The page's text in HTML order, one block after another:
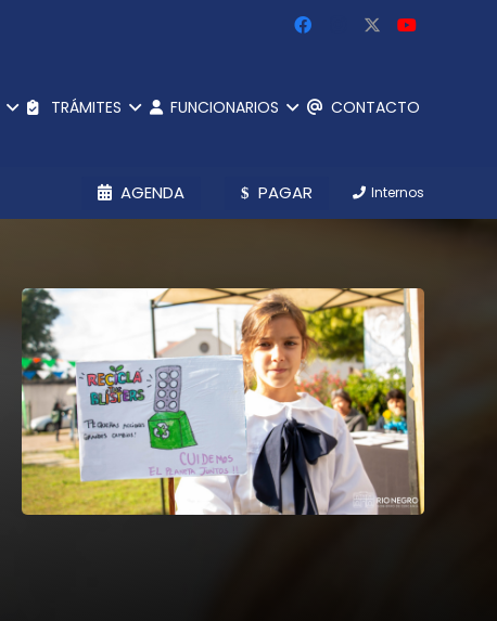
TRÁMITES FUNCIONARIOS CONTACTO
AGENDA PAGAR Internos